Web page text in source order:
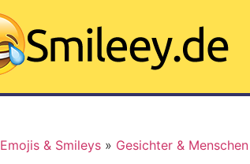
Emojis & Smileys » Gesichter & Menschen